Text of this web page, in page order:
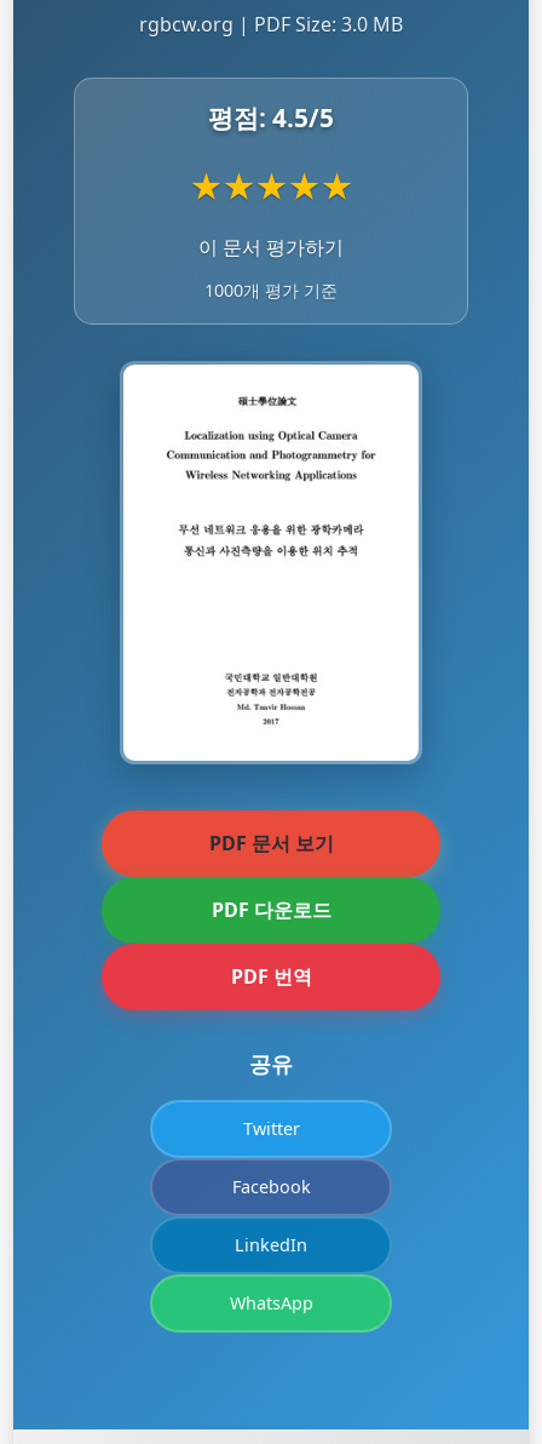
rgbcw.org | PDF Size: 3.0 MB
평점: 4.5/5
★★★★★
이 문서 평가하기
1000개 평가 기준
PDF 문서 보기
PDF 다운로드
PDF 번역
공유
Twitter
Facebook
LinkedIn
WhatsApp